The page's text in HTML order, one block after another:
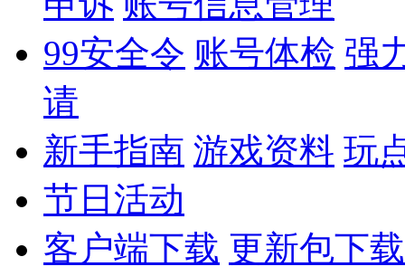
99安全令 账号体检 强
请
新手指南 游戏资料 玩
节日活动
客户端下载 更新包下载